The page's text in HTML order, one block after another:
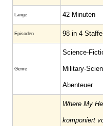
Länge 42 Minuten
Episoden 98 in 4
Genre
Science-
Military-
Abenteuer
Where My
komponiert